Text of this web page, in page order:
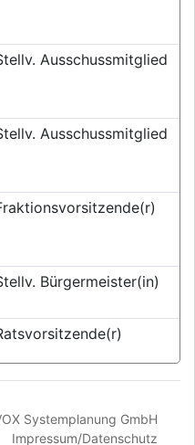
Ausschussmitglied
Ausschussmitglied
Bürgermeister(in)
Systemplanung GmbH
Impressum/Datenschutz